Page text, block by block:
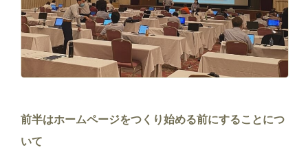
前半はホームページをつくり始める前にすることにつ
いて